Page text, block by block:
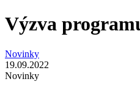
Výzva
Novinky
19.09.2022
Novinky